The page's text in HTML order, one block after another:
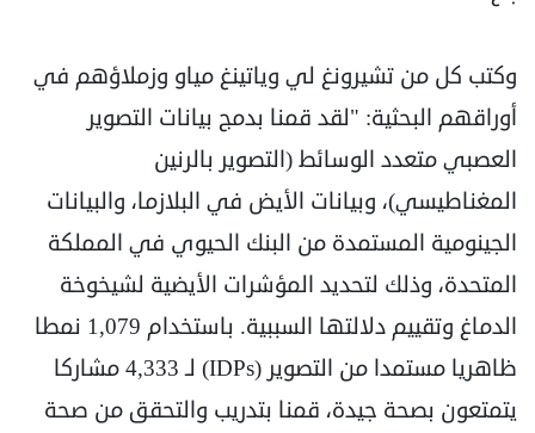
وكتب كل من تشيرونغ لي وياتينغ مياو وزملاؤهم في
أوراقهم البحثية: "لقد قمنا بدمج بيانات التصوير
العصبي متعدد الوسائط (التصوير بالرنين
المغناطيسي)، وبيانات الأيض في البلازما، والبيانات
الجينومية المستمدة من البنك الحيوي في المملكة
المتحدة، وذلك لتحديد المؤشرات الأيضية لشيخوخة
الدماغ وتقييم دلالتها السببية. باستخدام 1,079 نمطا
ظاهريا مستمدا من التصوير (IDPs) لـ 4,333 مشاركا
يتمتعون بصحة جيدة، قمنا بتدريب والتحقق من صحة